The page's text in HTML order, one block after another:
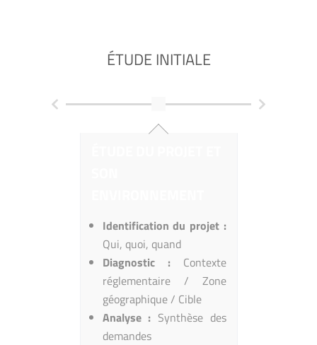
ÉTUDE INITIALE
Identification du projet :
Qui, quoi, quand
Diagnostic : Contexte
réglementaire / Zone
géographique / Cible
Analyse : Synthèse des
demandes